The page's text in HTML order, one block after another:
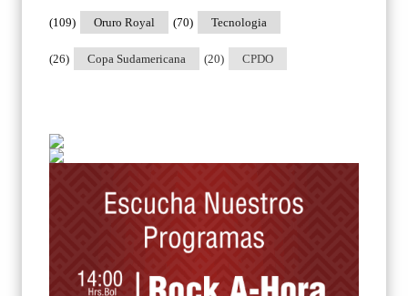
Oruro Royal
(109) Tecnologia
(70)
Copa Sudamericana
(26) CPDO
(20)